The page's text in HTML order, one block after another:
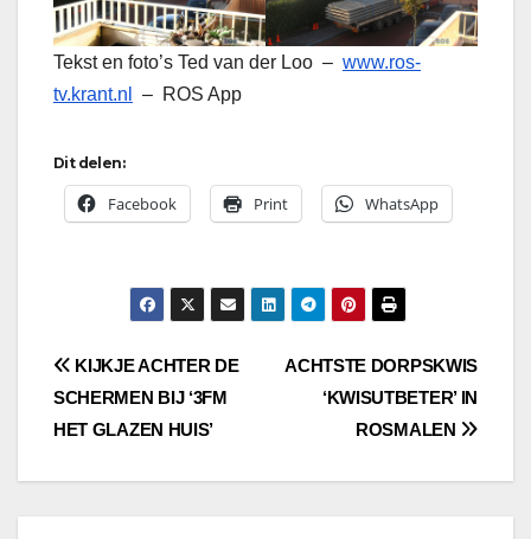
Tekst en foto’s Ted van der Loo – www.ros-
tv.krant.nl
– ROS App
Dit delen:
Facebook Print WhatsApp
Bericht
navigatie
ACHTSTE DORPSKWIS
‘KWISUTBETER’ IN
ROSMALEN
KIJKJE ACHTER DE
SCHERMEN BIJ ‘3FM
HET GLAZEN HUIS’